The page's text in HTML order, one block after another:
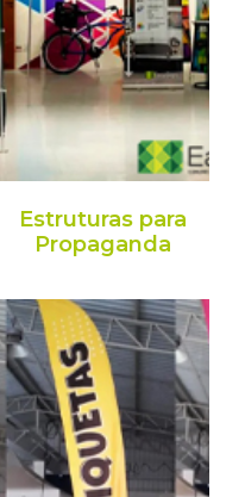
Estruturas para
Propaganda